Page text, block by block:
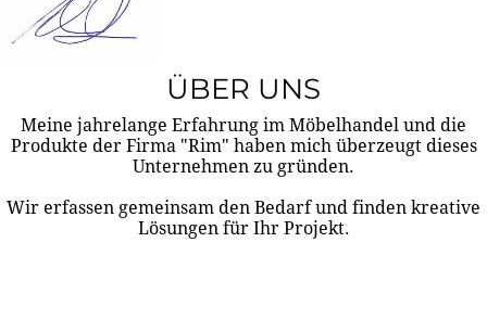
ÜBER UNS
Meine jahrelange Erfahrung im Möbelhandel und die
Produkte der Firma "Rim" haben mich überzeugt dieses
Unternehmen zu gründen.
Wir erfassen gemeinsam den Bedarf und finden kreative
Lösungen für Ihr Projekt.